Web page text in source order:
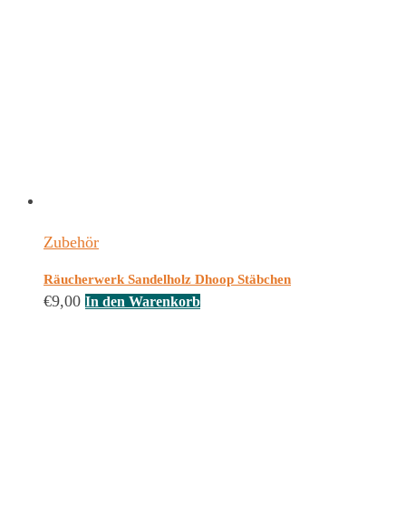
Zubehör
Räucherwerk Sandelholz Dhoop Stäbchen
€9,00 In den Warenkorb